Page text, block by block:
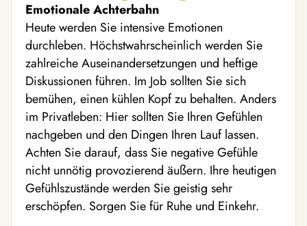
Emotionale Achterbahn
Heute werden Sie intensive Emotionen
durchleben. Höchstwahrscheinlich werden Sie
zahlreiche Auseinandersetzungen und heftige
Diskussionen führen. Im Job sollten Sie sich
bemühen, einen kühlen Kopf zu behalten. Anders
im Privatleben: Hier sollten Sie Ihren Gefühlen
nachgeben und den Dingen Ihren Lauf lassen.
Achten Sie darauf, dass Sie negative Gefühle
nicht unnötig provozierend äußern. Ihre heutigen
Gefühlszustände werden Sie geistig sehr
erschöpfen. Sorgen Sie für Ruhe und Einkehr.